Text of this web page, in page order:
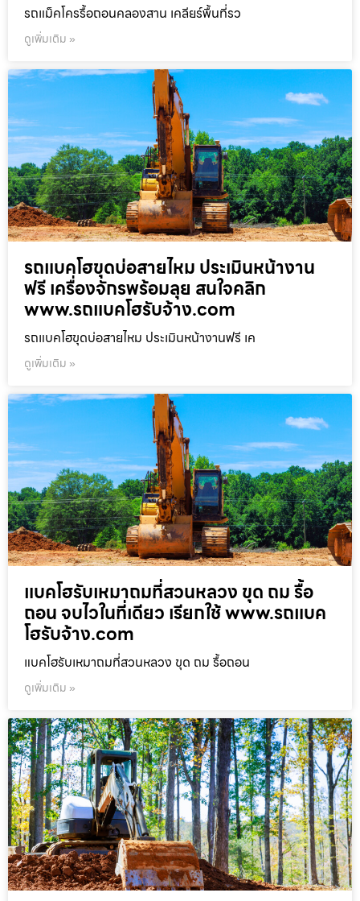
รถแม็คโครรื้อถอนคลองสาน เคลียร์พื้นที่รว
ดูเพิ่มเติม »
รถแบคโฮขุดบ่อสายไหม ประเมินหน้างาน
ฟรี เครื่องจักรพร้อมลุย สนใจคลิก
www.รถแบคโฮรับจ้าง.com
รถแบคโฮขุดบ่อสายไหม ประเมินหน้างานฟรี เค
ดูเพิ่มเติม »
แบคโฮรับเหมาถมที่สวนหลวง ขุด ถม รื้อ
ถอน จบไวในที่เดียว เรียกใช้ www.รถแบค
โฮรับจ้าง.com
แบคโฮรับเหมาถมที่สวนหลวง ขุด ถม รื้อถอน
ดูเพิ่มเติม »